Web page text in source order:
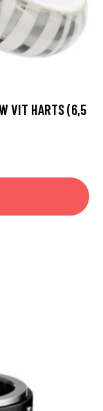
VIT HARTS (6,5